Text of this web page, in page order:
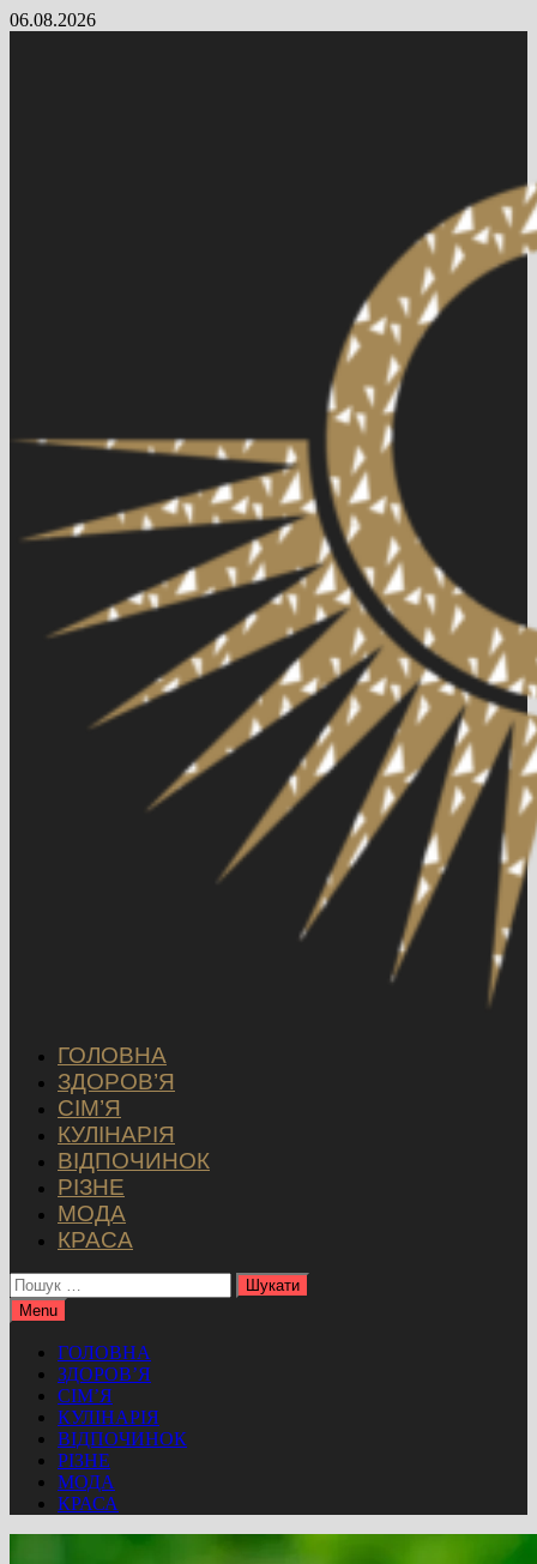
Skip
06.08.2026
ГОЛОВНА
ЗДОРОВ’Я
СІМ’Я
КУЛІНАРІЯ
ВІДПОЧИНОК
РІЗНЕ
МОДА
КРАСА
Пошук:
Menu
ГОЛОВНА
ЗДОРОВ’Я
СІМ’Я
КУЛІНАРІЯ
ВІДПОЧИНОК
РІЗНЕ
МОДА
КРАСА